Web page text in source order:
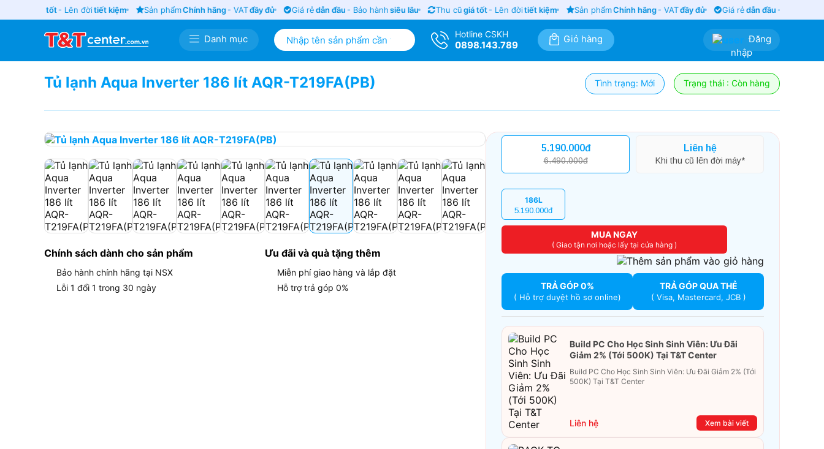
giá tốt- Lên đờitiết kiệm Sản phẩmChính hãng- VATđầy đủ Giá rẻdẫn đầu- Bảo hànhsiêu lâu Thu cũgiá tốt- Lên đờitiết kiệm Sản phẩmChính hãng- VATđầy đủ Giá rẻdẫn đầu- Bảo hành
Danh mục Hotline CSKH
0898.143.789
Giỏ hàng
Đăng
nhập
Tủ lạnh Aqua Inverter 186 lít AQR-T219FA(PB) Tình trạng: Mới Trạng thái : Còn hàng
Chính sách dành cho sản phẩm
Bảo hành chính hãng tại NSX
Lỗi 1 đổi 1 trong 30 ngày
Ưu đãi và quà tặng thêm
Miễn phí giao hàng và lắp đặt
Hỗ trợ trả góp 0%
5.190.000đ
6.490.000đ
Liên hệ
Khi thu cũ lên đời máy*
186L
5.190.000đ
MUA NGAY
( Giao tận nơi hoặc lấy tại cửa hàng )
TRẢ GÓP 0%
( Hỗ trợ duyệt hồ sơ online)
TRẢ GÓP QUA THẺ
( Visa, Mastercard, JCB )
Build PC Cho Học Sinh Sinh Viên: Ưu Đãi
Giảm 2% (Tới 500K) Tại T&T Center
Build PC Cho Học Sinh Sinh Viên: Ưu Đãi Giảm 2% (Tới
500K) Tại T&T Center
Liên hệ Xem bài viết